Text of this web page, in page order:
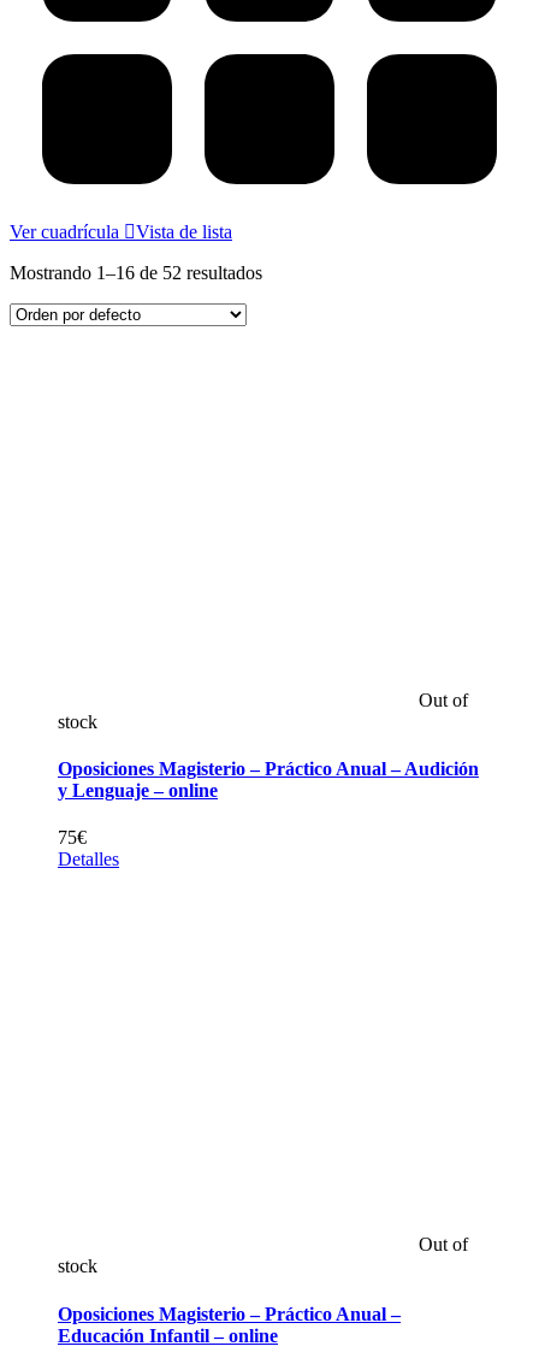
Ver cuadrícula
Vista de lista
Mostrando 1–16 de 52 resultados
Out of
stock
Oposiciones Magisterio – Práctico Anual – Audición
y Lenguaje – online
75€
Detalles
Out of
stock
Oposiciones Magisterio – Práctico Anual –
Educación Infantil – online